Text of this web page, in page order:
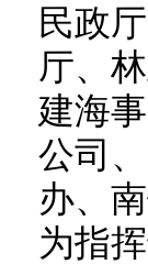
民政
厅、
建海
公司
办、
为指